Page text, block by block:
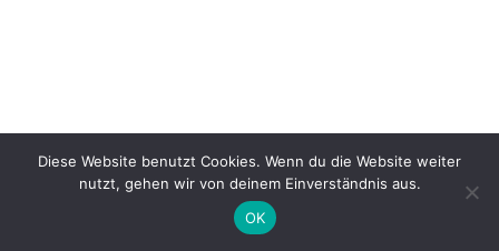
Diese Website benutzt Cookies. Wenn du die Website weiter
nutzt, gehen wir von deinem Einverständnis aus.
OK